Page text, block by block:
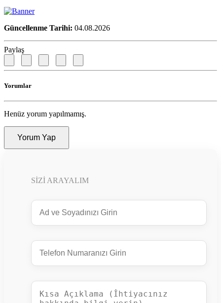
Güncellenme Tarihi: 04.08.2026
Paylaş
Yorumlar
Henüz yorum yapılmamış.
Yorum Yap
SIZI ARAYALIM